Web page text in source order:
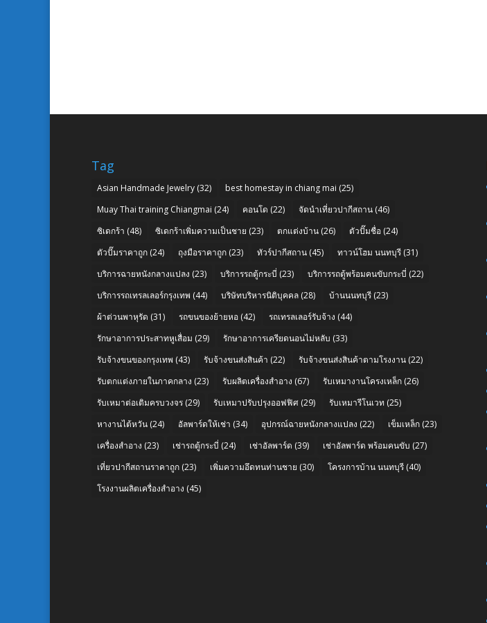
Tag
Asian Handmade Jewelry (32) best homestay in chiang mai (25)
Muay Thai training Chiangmai (24) คอนโด (22) จัดนำเที่ยวปากีสถาน (46)
ซิเดกร้า (48) ซิเดกร้าเพิ่มความเป็นชาย (23) ตกแต่งบ้าน (26) ตัวปั๊มชื่อ (24)
ตัวปั๊มราคาถูก (24) ถุงมือราคาถูก (23) ทัวร์ปากีสถาน (45) ทาวน์โฮม นนทบุรี (31)
บริการฉายหนังกลางแปลง (23) บริการรถตู้กระบี่ (23) บริการรถตู้พร้อมคนขับกระบี่ (22)
บริการรถเทรลเลอร์กรุงเทพ (44) บริษัทบริหารนิติบุคคล (28) บ้านนนทบุรี (23)
ผ้าต่วนพาหุรัด (31) รถขนของย้ายหอ (42) รถเทรลเลอร์รับจ้าง (44)
รักษาอาการประสาทหูเสื่อม (29) รักษาอาการเครียดนอนไม่หลับ (33)
รับจ้างขนของกรุงเทพ (43) รับจ้างขนส่งสินค้า (22) รับจ้างขนส่งสินค้าตามโรงงาน (22)
รับตกแต่งภายในภาคกลาง (23) รับผลิตเครื่องสำอาง (67) รับเหมางานโครงเหล็ก (26)
รับเหมาต่อเติมครบวงจร (29) รับเหมาปรับปรุงออฟฟิศ (29) รับเหมารีโนเวท (25)
หางานไต้หวัน (24) อัลพาร์ดให้เช่า (34) อุปกรณ์ฉายหนังกลางแปลง (22) เข็มเหล็ก (23)
เครื่องสำอาง (23) เช่ารถตู้กระบี่ (24) เช่าอัลพาร์ด (39) เช่าอัลพาร์ด พร้อมคนขับ (27)
เที่ยวปากีสถานราคาถูก (23) เพิ่มความอึดทนท่านชาย (30) โครงการบ้าน นนทบุรี (40)
โรงงานผลิตเครื่องสำอาง (45)